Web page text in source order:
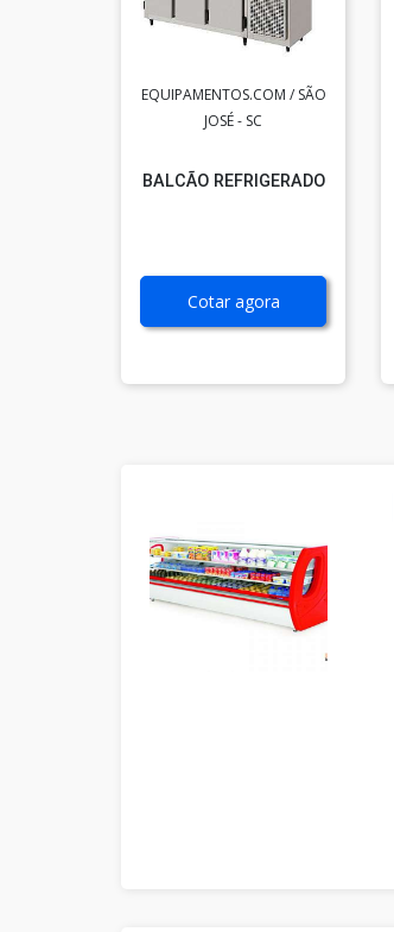
EQUIPAMENTOS.COM / SÃO
JOSÉ - SC
BALCÃO REFRIGERADO
Cotar agora